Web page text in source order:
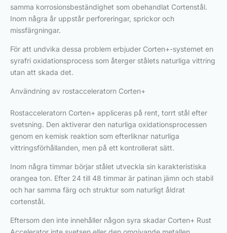
samma korrosionsbeständighet som obehandlat Cortenstål.
Inom några år uppstår perforeringar, sprickor och
missfärgningar.
För att undvika dessa problem erbjuder Corten+-systemet en
syrafri oxidationsprocess som återger stålets naturliga vittring
utan att skada det.
Användning av rostacceleratorn Corten+
Rostacceleratorn Corten+ appliceras på rent, torrt stål efter
svetsning. Den aktiverar den naturliga oxidationsprocessen
genom en kemisk reaktion som efterliknar naturliga
vittringsförhållanden, men på ett kontrollerat sätt.
Inom några timmar börjar stålet utveckla sin karakteristiska
orangea ton. Efter 24 till 48 timmar är patinan jämn och stabil
och har samma färg och struktur som naturligt åldrat
cortenstål.
Eftersom den inte innehåller någon syra skadar Corten+ Rust